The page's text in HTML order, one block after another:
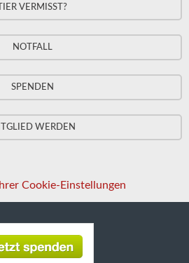
TIER VERMISST?
NOTFALL
SPENDEN
WERDEN
Cookie-Einstellungen